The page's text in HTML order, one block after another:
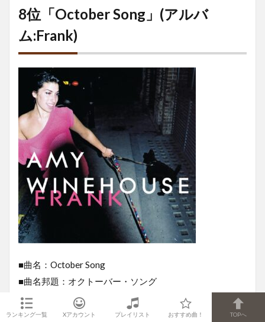
8位「October Song」(アルバ
ム:Frank)
■曲名：October Song
■曲名邦題：オクトーバー・ソング
■アルバム名：Frank（2003年）
■アルバム名邦題：フランク
ランキング一覧 Xアカウント プレイリスト おすすめ曲！ TOPへ